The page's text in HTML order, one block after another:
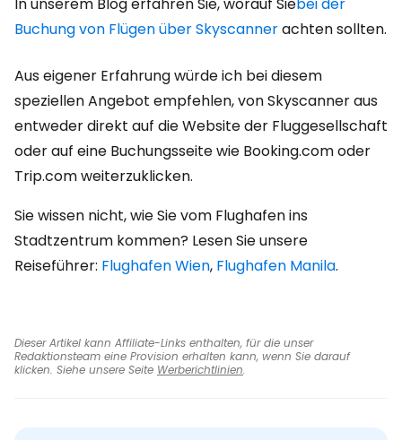
Buchung von Flügen über Skyscannerachten sollten.
Aus eigener Erfahrung würde ich bei diesem
speziellen Angebot empfehlen, von Skyscanner aus
entweder direkt auf die Website der Fluggesellschaft
oder auf eine Buchungsseite wie Booking.com oder
Trip.com weiterzuklicken.
Sie wissen nicht, wie Sie vom Flughafen ins
Stadtzentrum kommen? Lesen Sie unsere
Reiseführer: Flughafen Wien, Flughafen Manila.
Dieser Artikel kann Affiliate-Links enthalten, für die unser
Redaktionsteam eine Provision erhalten kann, wenn Sie darauf
klicken. Siehe unsere Seite Werberichtlinien.